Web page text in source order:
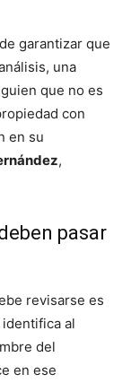
garantizar que
una
que no es
con
en su
,
pasar
revisarse es
identifica al
del
en ese